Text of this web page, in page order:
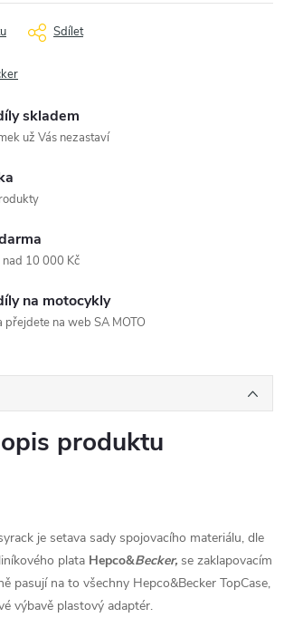
Sdílet
skladem
už Vás nezastaví
10 000 Kč
na motocykly
přejdete na web SA MOTO
produktu
je setava sady spojovacího materiálu, dle
plata Hepco&Becker, se zaklapovacím
pasují na to všechny Hepco&Becker TopCase,
výbavě plastový adaptér.